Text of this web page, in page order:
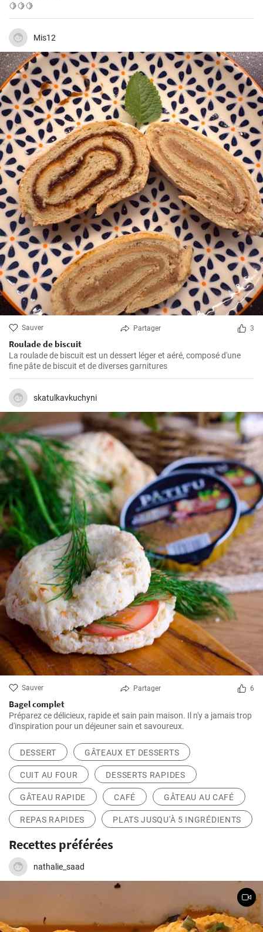
🍋🍋🍋
Mis12
Sauver Partager 3
Roulade de biscuit
La roulade de biscuit est un dessert léger et aéré, composé d'une
fine pâte de biscuit et de diverses garnitures
skatulkavkuchyni
Sauver Partager 6
Bagel complet
Préparez ce délicieux, rapide et sain pain maison. Il n'y a jamais trop
d'inspiration pour un déjeuner sain et savoureux.
DESSERT GÂTEAUX ET DESSERTS
CUIT AU FOUR DESSERTS RAPIDES
GÂTEAU RAPIDE CAFÉ GÂTEAU AU CAFÉ
REPAS RAPIDES PLATS JUSQU'À 5 INGRÉDIENTS
Recettes préférées
nathalie_saad